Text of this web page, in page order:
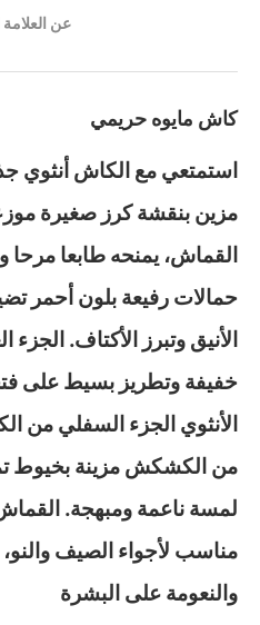
عن العلامة
كاش مايوه حريمي
استمتعي مع الكاش أنثوي
مزين بنقشة كرز صغيرة
القماش، يمنحه طابعا مرحا
حمالات رفيعة بلون أحمر
الأنيق وتبرز الأكتاف.
خفيفة وتطريز بسيط على
الأنثوي الجزء السفلي من
من الكشكش مزينة بخيوط
لمسة ناعمة ومبهجة.
مناسب لأجواء الصيف
والنعومة على البشرة